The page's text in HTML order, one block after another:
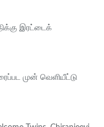
இரட்டைக்
முன் வெளியீட்டு